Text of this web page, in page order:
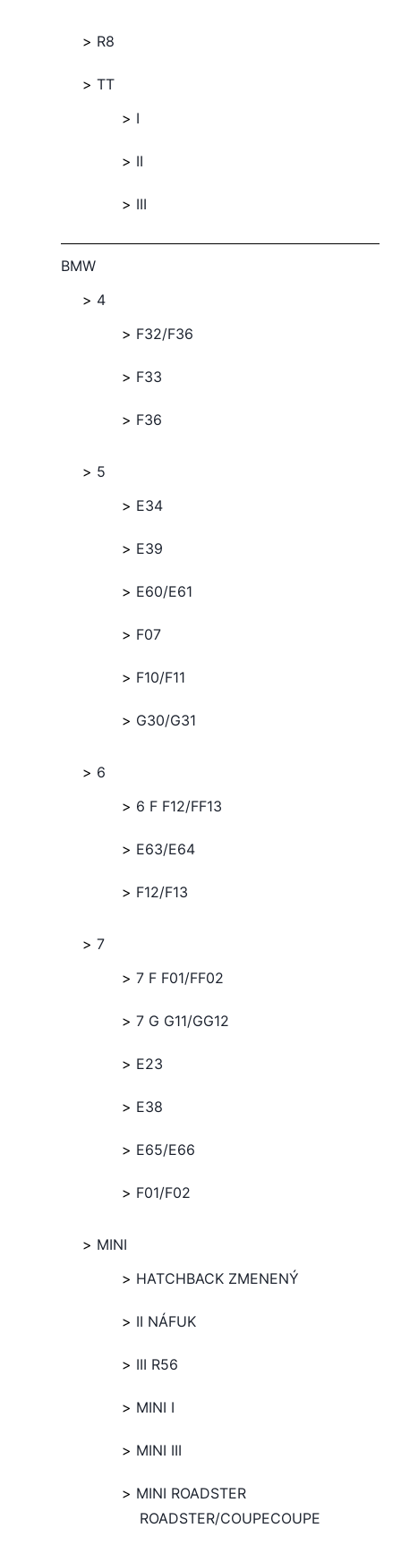
R8
TT
I
II
III
BMW
4
F32/F36
F33
F36
5
E34
E39
E60/E61
F07
F10/F11
G30/G31
6
6 F F12/FF13
E63/E64
F12/F13
7
7 F F01/FF02
7 G G11/GG12
E23
E38
E65/E66
F01/F02
MINI
HATCHBACK ZMENENÝ
II NÁFUK
III R56
MINI I
MINI III
MINI ROADSTER
ROADSTER/COUPECOUPE